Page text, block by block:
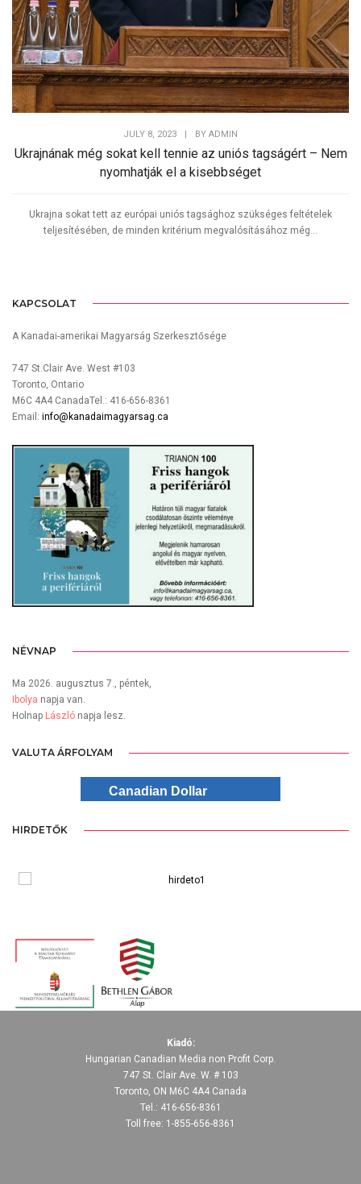
JULY 8, 2023 | BY ADMIN
Ukrajnának még sokat kell tennie az uniós tagságért – Nem
nyomhatják el a kisebbséget
Ukrajna sokat tett az európai uniós tagsághoz szükséges feltételek
teljesítésében, de minden kritérium megvalósításához még...
KAPCSOLAT
A Kanadai-amerikai Magyarság Szerkesztősége
747 St.Clair Ave. West #103
Toronto, Ontario
M6C 4A4 CanadaTel.: 416-656-8361
Email: info@kanadaimagyarsag.ca
NÉVNAP
Ma 2026. augusztus 7., péntek,
Ibolya napja van.
Holnap László napja lesz.
VALUTA ÁRFOLYAM
Canadian Dollar
HIRDETŐK
Kiadó:
Hungarian Canadian Media non Profit Corp.
747 St. Clair Ave. W. # 103
Toronto, ON M6C 4A4 Canada
Tel.: 416-656-8361
Toll free: 1-855-656-8361